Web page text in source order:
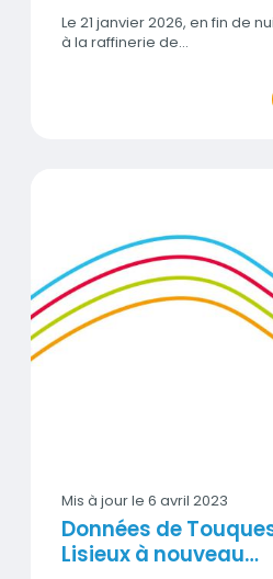
Le 21 janvier 2026, en fin de
à la raffinerie de…
Visuel
Mis à jour le 6 avril 2023
Données de
Lisieux à nouveau…